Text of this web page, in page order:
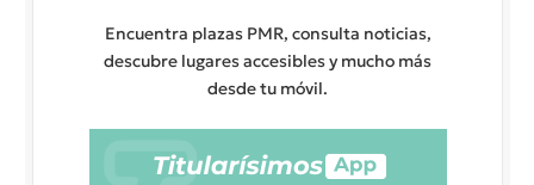
Encuentra plazas PMR, consulta noticias,
descubre lugares accesibles y mucho más
desde tu móvil.